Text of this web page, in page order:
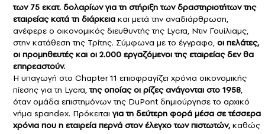
των 75 εκατ. δολαρίων για τη στήριξη των δραστηριοτήτων της
εταιρείας κατά τη διάρκεια και μετά την αναδιάρθρωση,
ανέφερε ο οικονομικός διευθυντής της Lycra, Ντιν Γουίλιαμς,
στην κατάθεση της Τρίτης. Σύμφωνα με το έγγραφο, οι πελάτες,
οι προμηθευτές και οι 2.000 εργαζόμενοι της εταιρείας δεν θα
επηρεαστούν.
Η υπαγωγή στο Chapter 11 επισφραγίζει χρόνια οικονομικής
πίεσης για τη Lycra,της οποίας οι ρίζες ανάγονται στο 1958,
όταν ομάδα επιστημόνων της DuPont δημιούργησε το αρχικό
νήμα spandex. Πρόκειται για τη δεύτερη φορά μέσα σε τέσσερα
χρόνια που η εταιρεία περνά στον έλεγχο των πιστωτών,καθώς